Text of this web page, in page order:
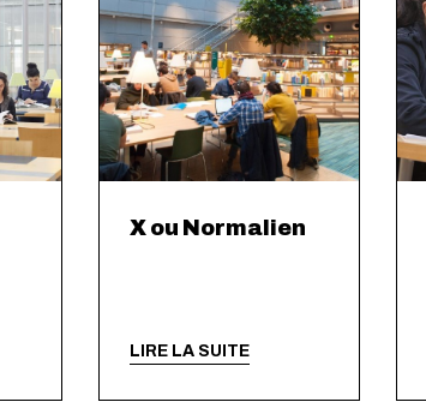
X ou Normalien
LIRE LA SUITE